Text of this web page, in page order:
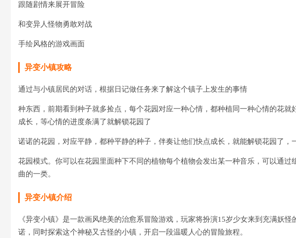
跟随剧情来展开冒险
和变异人怪物勇敢对战
手绘风格的游戏画面
异变小镇攻略
通过与小镇居民的对话，根据日记做任务来了解这个镇子上发生的事情
种东西，前期看到种子就多捡点，每个花园对应一种心情，都种植同一种心情的花
成长，等心情的进度条满了就解锁花园了
诺诺的花园，对应平静，都种平静的种子，伴奏让他们快点成长，就能解锁花园了，
花园模式。你可以在花园里面种下不同的植物每个植物会发出某一种音乐，可以通
曲的一类。
异变小镇介绍
《异变小镇》是一款画风绝美的治愈系冒险游戏，玩家将扮演15岁少女来到充满妖
诺，同时探索这个神秘又古怪的小镇，开启一段温暖人心的冒险旅程。